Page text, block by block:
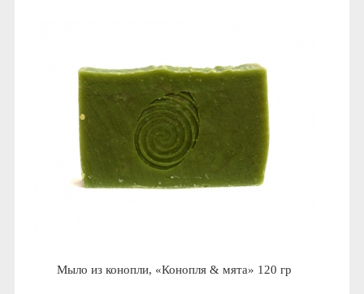
Мыло из конопли, «Конопля & мята» 120 гр